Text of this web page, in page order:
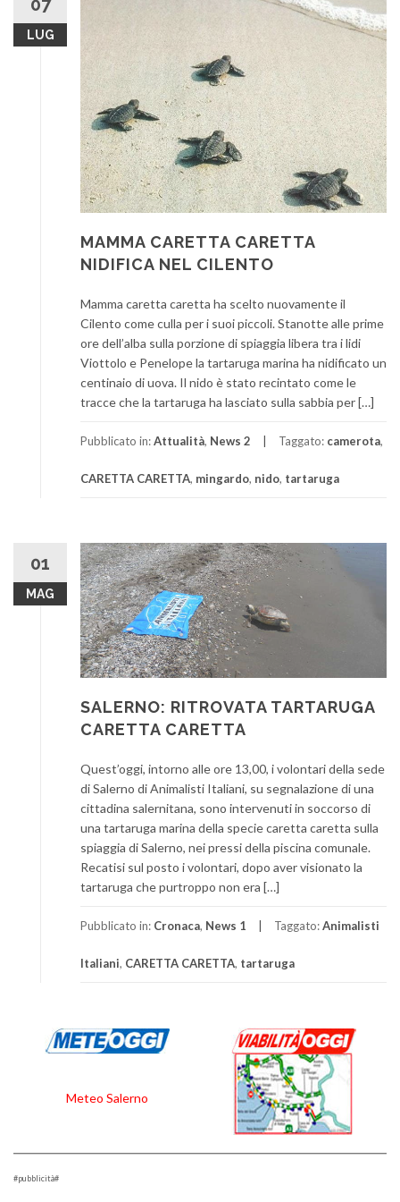
LUG
MAMMA CARETTA CARETTA
NIDIFICA NEL CILENTO
Mamma caretta caretta ha scelto nuovamente il
Cilento come culla per i suoi piccoli. Stanotte alle prime
ore dell’alba sulla porzione di spiaggia libera tra i lidi
Viottolo e Penelope la tartaruga marina ha nidificato un
centinaio di uova. Il nido è stato recintato come le
tracce che la tartaruga ha lasciato sulla sabbia per […]
Pubblicato in:Attualità, News 2 Taggato: camerota,
CARETTA CARETTA, mingardo, nido, tartaruga
01
MAG
SALERNO: RITROVATA TARTARUGA
CARETTA CARETTA
Quest’oggi, intorno alle ore 13,00, i volontari della sede
di Salerno di Animalisti Italiani, su segnalazione di una
cittadina salernitana, sono intervenuti in soccorso di
una tartaruga marina della specie caretta caretta sulla
spiaggia di Salerno, nei pressi della piscina comunale.
Recatisi sul posto i volontari, dopo aver visionato la
tartaruga che purtroppo non era […]
Pubblicato in: Cronaca, News 1 Taggato:Animalisti
Italiani, CARETTA CARETTA, tartaruga
Meteo Salerno
#pubblicità#